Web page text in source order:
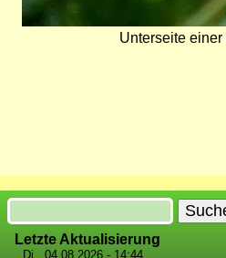
Unterseite
Suche
Letzte Aktualisierung
Di., 04.08.2026 - 14:44